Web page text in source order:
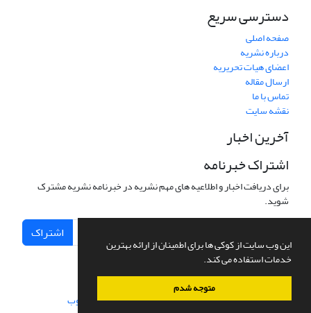
این وب سایت از کوکی ها برای اطمینان از ارائه بهترین
خدمات استفاده می کند.
متوجه شدم
دسترسی سریع
صفحه اصلی
درباره نشریه
اعضای هیات تحریریه
ارسال مقاله
تماس با ما
نقشه سایت
آخرین اخبار
اشتراک خبرنامه
برای دریافت اخبار و اطلاعیه های مهم نشریه در خبرنامه نشریه مشترک
شوید.
اشتراک
سامانه مدیریت نشریات علمی.طراحی و پیاده سازی از سیناوب